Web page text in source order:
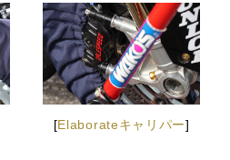
[Elaborateキャリパー]